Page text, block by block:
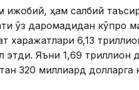
ижобий, ҳам салбий
ўз даромадидан кўпроқ
харажатлари 6,13
Яъни 1,69 триллион
320 миллиард долларга